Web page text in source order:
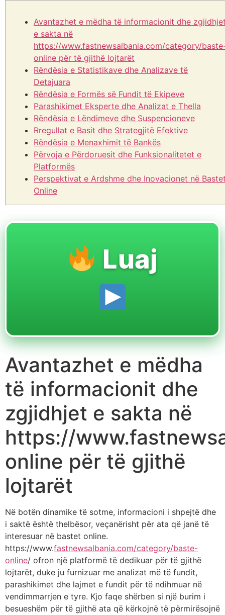
Avantazhet e mëdha të informacionit dhe
e sakta në
https://www.fastnewsalbania.com/category/
online për të gjithë lojtarët
Rëndësia e Statistikave dhe Analizave të
Detajuara
Rëndësia e Formës së Fundit të Ekipeve
Parashikimet Eksperte dhe Analizat e Thella
Rëndësia e Lëndimeve dhe Suspencioneve
Rregullat e Basit dhe Strategjitë Efektive
Rëndësia e Menaxhimit të Bankës
Përvoja e Përdoruesit dhe Funksionalitetet e
Platformës
Perspektivat e Ardshme dhe Inovacionet në
Online
Luaj
Avantazhet e mëdha
të informacionit dhe
zgjidhjet e sakta në
https://
online për të gjithë
lojtarët
Në botën dinamike të sotme, informacioni i shpejtë dhe
i saktë është thelbësor, veçanërisht për ata që janë të
interesuar në bastet online.
https://www.fastnewsalbania.com/category/baste-
online/ ofron një platformë të dedikuar për të gjithë
lojtarët, duke ju furnizuar me analizat më të fundit,
parashikimet dhe lajmet e fundit për të ndihmuar në
vendimmarrjen e tyre. Kjo faqe shërben si një burim i
besueshëm për të gjithë ata që kërkojnë të përmirësojnë